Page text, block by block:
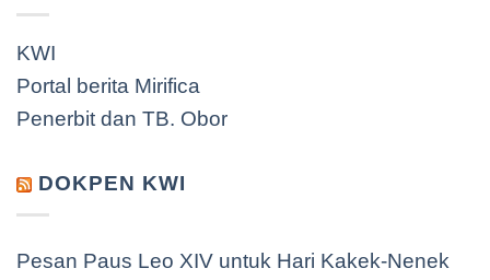
KWI
Portal berita Mirifica
Penerbit dan TB. Obor
DOKPEN KWI
Pesan Paus Leo XIV untuk Hari Kakek-Nenek